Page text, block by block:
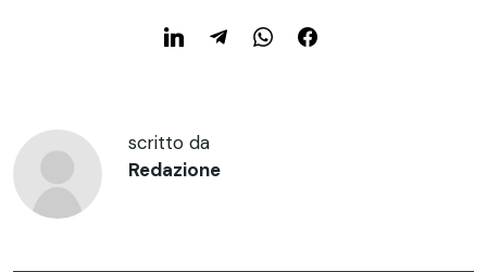
scritto da
Redazione